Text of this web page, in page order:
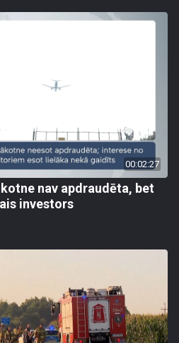
00:02:27
nav apdraudēta, bet
investors